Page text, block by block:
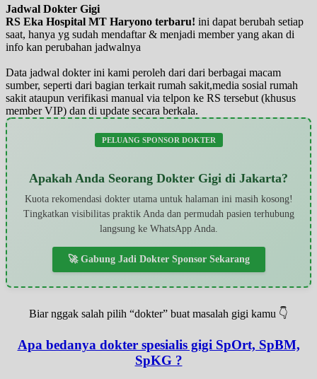
Jadwal Dokter Gigi
RS Eka Hospital MT Haryono terbaru! ini dapat berubah setiap
saat, hanya yg sudah mendaftar & menjadi member yang akan di
info kan perubahan jadwalnya
Data jadwal dokter ini kami peroleh dari dari berbagai macam
sumber, seperti dari bagian terkait rumah sakit,media sosial rumah
sakit ataupun verifikasi manual via telpon ke RS tersebut (khusus
member VIP) dan di update secara berkala.
PELUANG SPONSOR DOKTER
Apakah Anda Seorang Dokter Gigi di Jakarta?
Kuota rekomendasi dokter utama untuk halaman ini masih kosong!
Tingkatkan visibilitas praktik Anda dan permudah pasien terhubung
langsung ke WhatsApp Anda.
🚀 Gabung Jadi Dokter Sponsor Sekarang
Biar nggak salah pilih “dokter” buat masalah gigi kamu 👇
Apa bedanya dokter spesialis gigi SpOrt, SpBM,
SpKG ?